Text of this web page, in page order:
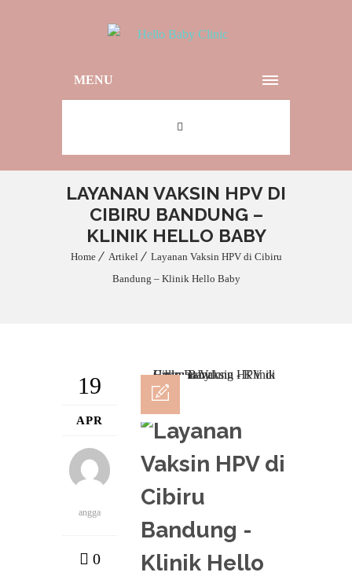
MENU
LAYANAN VAKSIN HPV DI
CIBIRU BANDUNG –
KLINIK HELLO BABY
Home Artikel
Layanan Vaksin HPV di Cibiru
Bandung – Klinik Hello Baby
19
APR
angga
0